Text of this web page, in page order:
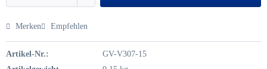
Merken Empfehlen
Artikel-Nr.:
GV-V307-15